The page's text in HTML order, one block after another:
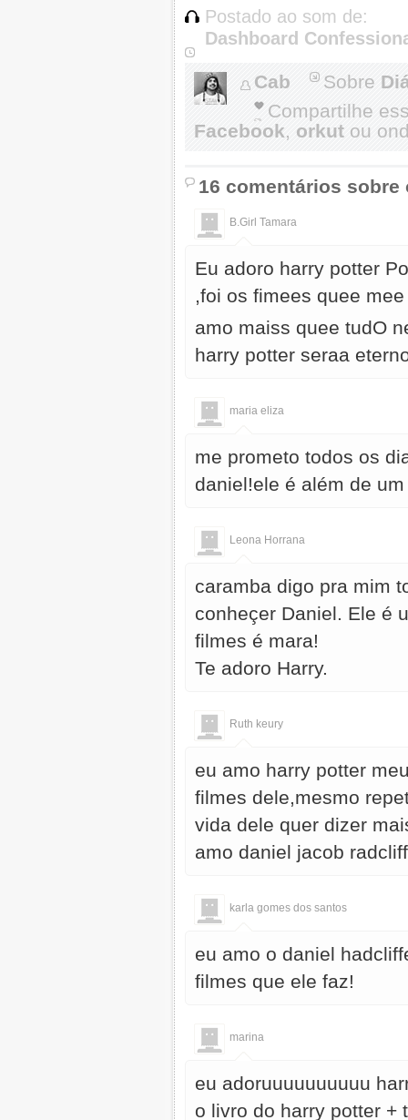
Postado ao som de:
Dashboard
Cab Sobre
Compartilhe
Facebook, orkut ou
16 comentários sobre
B.Girl Tamara
Eu adoro harry potter
,foi os fimees quee
amo maiss quee tudO
harry potter seraa
maria eliza
me prometo todos os
daniel!ele é além de
Leona Horrana
caramba digo pra mim
conheçer Daniel. Ele é
filmes é mara!
Te adoro Harry.
Ruth keury
eu amo harry potter
filmes dele,mesmo
vida dele quer dizer
amo daniel jacob
karla gomes dos santos
eu amo o daniel
filmes que ele faz!
marina
eu adoruuuuuuuuuu
o livro do harry potter +